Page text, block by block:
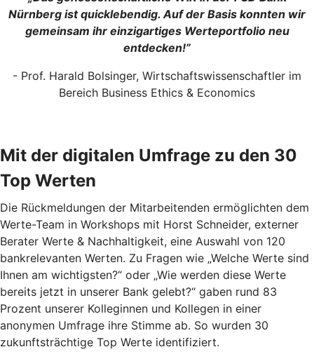
Nürnberg ist quicklebendig. Auf der Basis konnten wir
gemeinsam ihr einzigartiges Werteportfolio neu
entdecken!”
- Prof. Harald Bolsinger, Wirtschaftswissenschaftler im
Bereich Business Ethics & Economics
Mit der digitalen Umfrage zu den 30
Top Werten
Die Rückmeldungen der Mitarbeitenden ermöglichten dem
Werte-Team in Workshops mit Horst Schneider, externer
Berater Werte & Nachhaltigkeit, eine Auswahl von 120
bankrelevanten Werten. Zu Fragen wie „Welche Werte sind
Ihnen am wichtigsten?“ oder „Wie werden diese Werte
bereits jetzt in unserer Bank gelebt?“ gaben rund 83
Prozent unserer Kolleginnen und Kollegen in einer
anonymen Umfrage ihre Stimme ab. So wurden 30
zukunftsträchtige Top Werte identifiziert.